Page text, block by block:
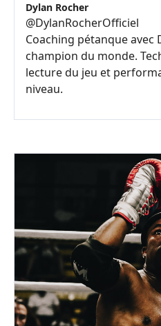
Dylan Rocher
@DylanRocherOfficiel
Coaching pétanque avec
champion du monde.
lecture du jeu et
niveau.